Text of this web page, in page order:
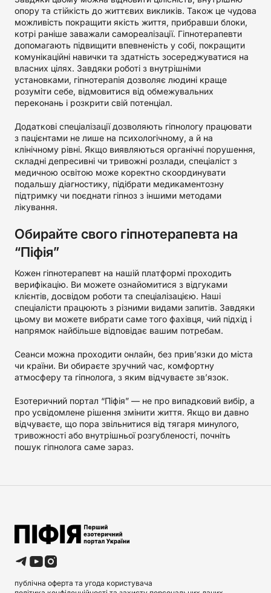
опору та стійкість до життєвих викликів. Також це чудова
можливість покращити якість життя, прибравши блоки,
котрі раніше заважали самореалізації. Гіпнотерапевти
допомагають підвищити впевненість у собі, покращити
комунікаційні навички та здатність зосереджуватися на
власних цілях. Завдяки роботі з внутрішніми
установками, гіпнотерапія дозволяє людині краще
розуміти себе, відмовитися від обмежувальних
переконань і розкрити свій потенціал.
Додаткові спеціалізації дозволяють гіпнологу працювати
з пацієнтами не лише на психологічному, а й на
клінічному рівні. Якщо виявляються органічні порушення,
складні депресивні чи тривожні розлади, спеціаліст з
медичною освітою може коректно скоординувати
подальшу діагностику, підібрати медикаментозну
підтримку чи поєднати гіпноз з іншими методами
лікування.
Обирайте свого гіпнотерапевта на
“Піфія”
Кожен гіпнотерапевт на нашій платформі проходить
верифікацію. Ви можете ознайомитися з відгуками
клієнтів, досвідом роботи та спеціалізацією. Наші
спеціалісти працюють з різними видами запитів. Завдяки
цьому ви можете вибрати саме того фахівця, чий підхід і
напрямок найбільше відповідає вашим потребам.
Сеанси можна проходити онлайн, без прив’язки до міста
чи країни. Ви обираєте зручний час, комфортну
атмосферу та гіпнолога, з яким відчуваєте зв’язок.
Езотеричний портал “Піфія” — не про випадковий вибір, а
про усвідомлене рішення змінити життя. Якщо ви давно
відчуваєте, що пора звільнитися від тягаря минулого,
тривожності або внутрішньої розгубленості, почніть
пошук гіпнолога саме зараз.
публічна оферта та угода користувача